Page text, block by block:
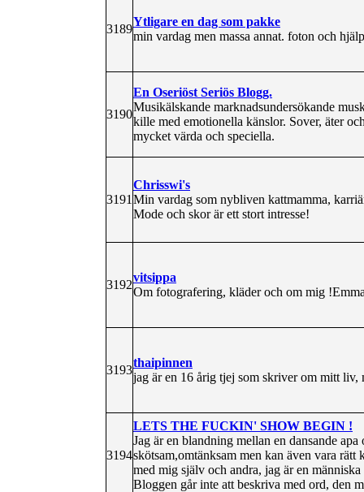
3189
Ytligare en dag som pakke
min vardag men massa annat. foton och
3190
En Oseriöst Seriös Blogg.
Musikälskande marknadsundersökande
kille med emotionella känslor. Sover, äter
mycket värda och speciella.
3191
Chrisswi's
Min vardag som nybliven kattmamma,
Mode och skor är ett stort intresse!
3192
vitsippa
Om fotografering, kläder och om mig
3193
thaipinnen
jag är en 16 årig tjej som skriver om mitt
3194
LETS THE FUCKIN' SHOW BEGIN !
Jag är en blandning mellan en dansande
skötsam,omtänksam men kan även vara
med mig själv och andra, jag är en
Bloggen går inte att beskriva med ord, den